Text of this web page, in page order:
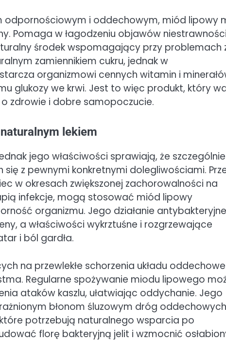
odpornościowym i oddechowym, miód lipowy
Pomaga w łagodzeniu objawów
środek wspomagający przy problemach
zamiennikiem cukru, jednak w
organizmowi cennych witamin i
glukozy we krwi. Jest to więc produkt, który
zdrowie i dobre samopoczucie.
lekiem
jego właściwości sprawiają, że szczególnie
z pewnymi konkretnymi dolegliwościami.
w okresach zwiększonej zachorowalności na
infekcje, mogą stosować miód lipowy
organizmu. Jego działanie
a właściwości wykrztuśne i rozgrzewające
i ból gardła.
na przewlekłe schorzenia układu
Regularne spożywanie miodu lipowego
ataków kaszlu, ułatwiając oddychanie. Jego
błonom śluzowym dróg
potrzebują naturalnego wsparcia po
florę bakteryjną jelit i wzmocnić